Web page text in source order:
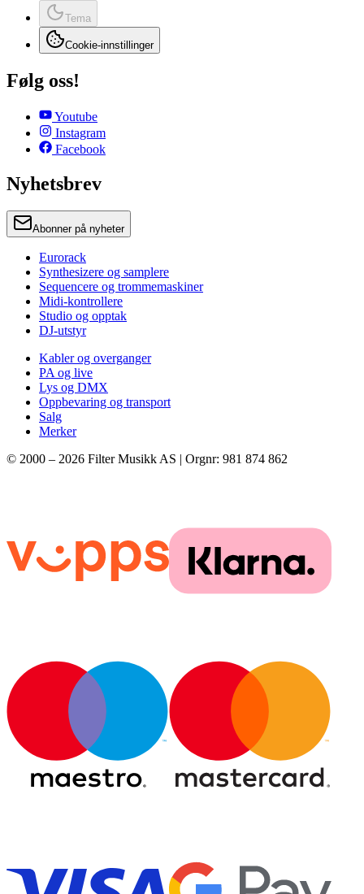
Tema
Cookie-innstillinger
Følg oss!
Youtube
Instagram
Facebook
Nyhetsbrev
Abonner på nyheter
Eurorack
Synthesizere og samplere
Sequencere og trommemaskiner
Midi-kontrollere
Studio og opptak
DJ-utstyr
Kabler og overganger
PA og live
Lys og DMX
Oppbevaring og transport
Salg
Merker
© 2000 – 2026 Filter Musikk AS | Orgnr: 981 874 862